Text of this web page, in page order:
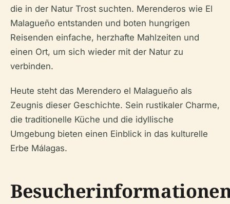
die in der Natur Trost suchten. Merenderos wie El
Malagueño entstanden und boten hungrigen
Reisenden einfache, herzhafte Mahlzeiten und
einen Ort, um sich wieder mit der Natur zu
verbinden.
Heute steht das Merendero el Malagueño als
Zeugnis dieser Geschichte. Sein rustikaler Charme,
die traditionelle Küche und die idyllische
Umgebung bieten einen Einblick in das kulturelle
Erbe Málagas.